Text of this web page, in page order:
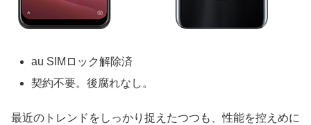
au SIMロック解除済
契約不要。後腐れなし。
最近のトレンドをしっかり捉えたつつも、性能を控えめに